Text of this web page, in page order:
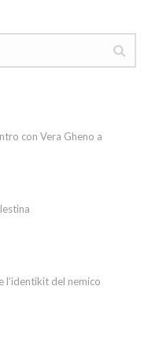
con Vera Gheno a
l’identikit del nemico